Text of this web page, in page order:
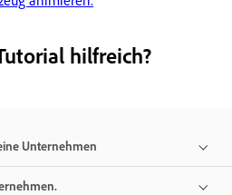
hilfreich?
Unternehmen